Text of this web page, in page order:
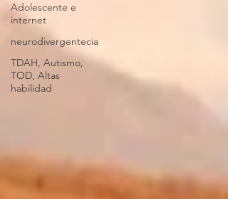
Adolescente e
internet
neurodivergentecia
TDAH, Autismo,
TOD, Altas
habilidad